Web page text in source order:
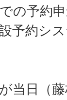
の予約
予約シ
当日（